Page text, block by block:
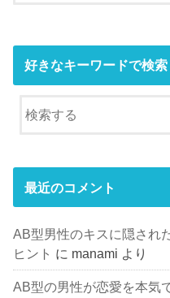
好きなキーワードで検索
最近のコメント
AB型男性のキスに隠され
ヒント に manami より
AB型の男性が恋愛を本気